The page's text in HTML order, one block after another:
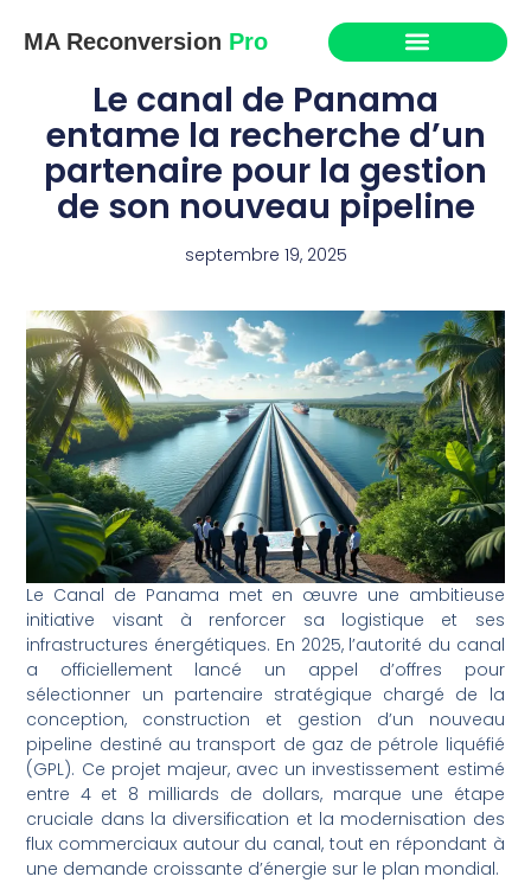
MA Reconversion Pro
Le canal de Panama
entame la recherche d’un
partenaire pour la gestion
de son nouveau pipeline
septembre 19, 2025
Le Canal de Panama met en œuvre une ambitieuse
initiative visant à renforcer sa logistique et ses
infrastructures énergétiques. En 2025, l’autorité du canal
a officiellement lancé un appel d’offres pour
sélectionner un partenaire stratégique chargé de la
conception, construction et gestion d’un nouveau
pipeline destiné au transport de gaz de pétrole liquéfié
(GPL). Ce projet majeur, avec un investissement estimé
entre 4 et 8 milliards de dollars, marque une étape
cruciale dans la diversification et la modernisation des
flux commerciaux autour du canal, tout en répondant à
une demande croissante d’énergie sur le plan mondial.